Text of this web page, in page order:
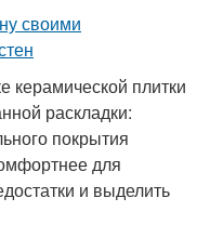
керамической плитки
раскладки:
покрытия
для
и выделить